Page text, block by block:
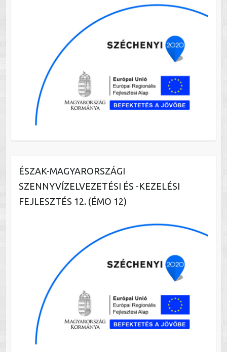
ÉSZAK-MAGYARORSZÁGI
SZENNYVÍZELVEZETÉSI ÉS -KEZELÉSI
FEJLESZTÉS 12. (ÉMO 12)